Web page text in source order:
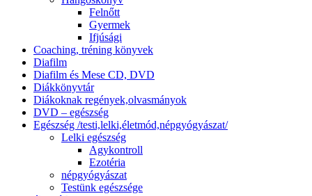
Felnőtt
Gyermek
Ifjúsági
Coaching, tréning könyvek
Diafilm
Diafilm és Mese CD, DVD
Diákkönyvtár
Diákoknak regények,olvasmányok
DVD – egészség
Egészség /testi,lelki,életmód,népgyógyászat/
Lelki egészség
Agykontroll
Ezotéria
népgyógyászat
Testünk egészsége